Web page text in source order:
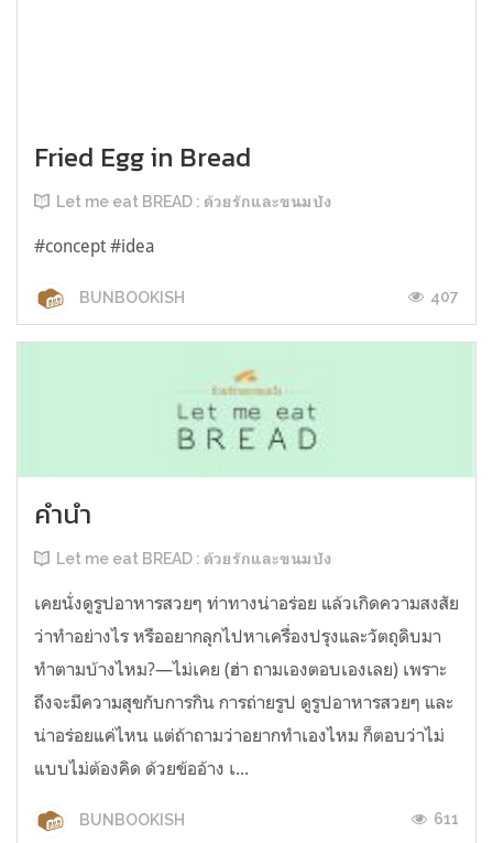
Fried Egg in Bread
Let me eat BREAD : ด้วยรักและขนมปัง
#concept #idea
BUNBOOKISH 407
คำนำ
Let me eat BREAD : ด้วยรักและขนมปัง
เคยนั่งดูรูปอาหารสวยๆ ท่าทางน่าอร่อย แล้วเกิดความสงสัย
ว่าทำอย่างไร หรืออยากลุกไปหาเครื่องปรุงและวัตถุดิบมา
ทำตามบ้างไหม?—ไม่เคย (ฮ่า ถามเองตอบเองเลย) เพราะ
ถึงจะมีความสุขกับการกิน การถ่ายรูป ดูรูปอาหารสวยๆ และ
น่าอร่อยแค่ไหน แต่ถ้าถามว่าอยากทำเองไหม ก็ตอบว่าไม่
แบบไม่ต้องคิด ด้วยข้ออ้าง เ...
BUNBOOKISH 611